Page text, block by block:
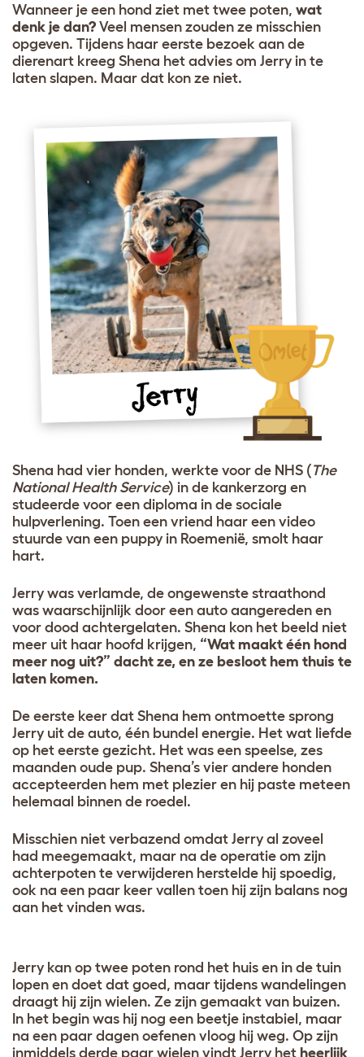
Wanneer je een hond ziet met twee poten, wat
denk je dan? Veel mensen zouden ze misschien
opgeven. Tijdens haar eerste bezoek aan de
dierenart kreeg Shena het advies om Jerry in te
laten slapen. Maar dat kon ze niet.
Shena had vier honden, werkte voor de NHS (The
National Health Service) in de kankerzorg en
studeerde voor een diploma in de sociale
hulpverlening. Toen een vriend haar een video
stuurde van een puppy in Roemenië, smolt haar
hart.
Jerry was verlamde, de ongewenste straathond
was waarschijnlijk door een auto aangereden en
voor dood achtergelaten. Shena kon het beeld niet
meer uit haar hoofd krijgen, “Wat maakt één hond
meer nog uit?” dacht ze, en ze besloot hem thuis te
laten komen.
De eerste keer dat Shena hem ontmoette sprong
Jerry uit de auto, één bundel energie. Het wat liefde
op het eerste gezicht. Het was een speelse, zes
maanden oude pup. Shena’s vier andere honden
accepteerden hem met plezier en hij paste meteen
helemaal binnen de roedel.
Misschien niet verbazend omdat Jerry al zoveel
had meegemaakt, maar na de operatie om zijn
achterpoten te verwijderen herstelde hij spoedig,
ook na een paar keer vallen toen hij zijn balans nog
aan het vinden was.
Jerry kan op twee poten rond het huis en in de tuin
lopen en doet dat goed, maar tijdens wandelingen
draagt hij zijn wielen. Ze zijn gemaakt van buizen.
In het begin was hij nog een beetje instabiel, maar
na een paar dagen oefenen vloog hij weg. Op zijn
inmiddels derde paar wielen vindt Jerry het heerlijk